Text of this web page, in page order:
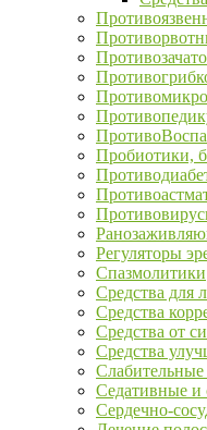
Пробиотики,
Регуляторы
Спазмолитики
Средства для
Средства
Средства от
Средства
Седативные
Сердечно-